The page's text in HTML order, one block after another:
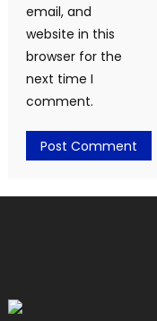
email, and
website in this
browser for the
next time I
comment.